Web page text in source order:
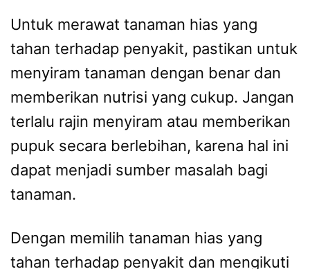
Untuk merawat tanaman hias yang
tahan terhadap penyakit, pastikan untuk
menyiram tanaman dengan benar dan
memberikan nutrisi yang cukup. Jangan
terlalu rajin menyiram atau memberikan
pupuk secara berlebihan, karena hal ini
dapat menjadi sumber masalah bagi
tanaman.
Dengan memilih tanaman hias yang
tahan terhadap penyakit dan mengikuti